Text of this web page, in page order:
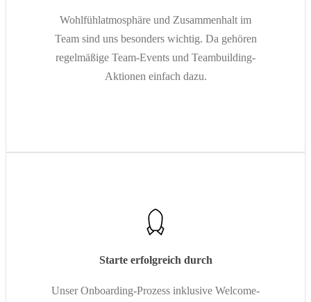
Wohlfühlatmosphäre und Zusammenhalt im
Team sind uns besonders wichtig. Da gehören
regelmäßige Team-Events und Teambuilding-
Aktionen einfach dazu.
Starte erfolgreich durch
Unser Onboarding-Prozess inklusive Welcome-